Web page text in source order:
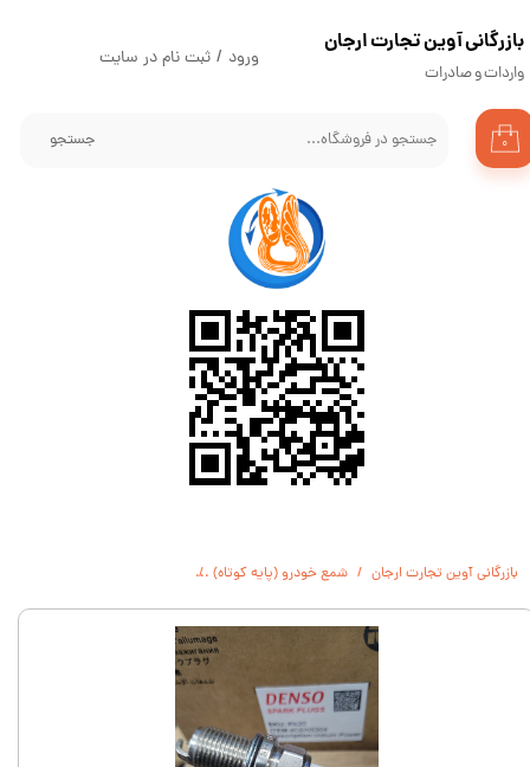
جستجو ۰
ورود / ثبت نام در سایت
حساب کاربری من
تغییر گذر واژه
سفارشات
​بازرگانی آوین تجارت ارجان
واردات و صادرات
بازرگانی آوین تجارت ارجان شمع خودرو (پایه کوتاه)